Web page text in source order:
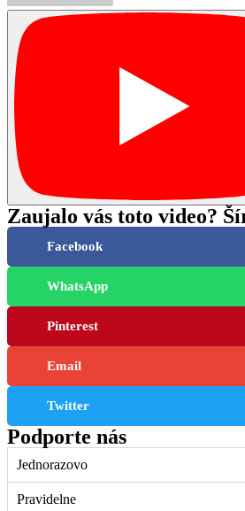
Zaujalo vás toto video?
Facebook
WhatsApp
Pinterest
Email
Twitter
Podporte nás
Jednorazovo
Pravidelne